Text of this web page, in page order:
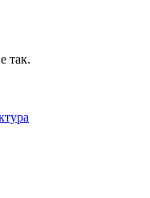
так.